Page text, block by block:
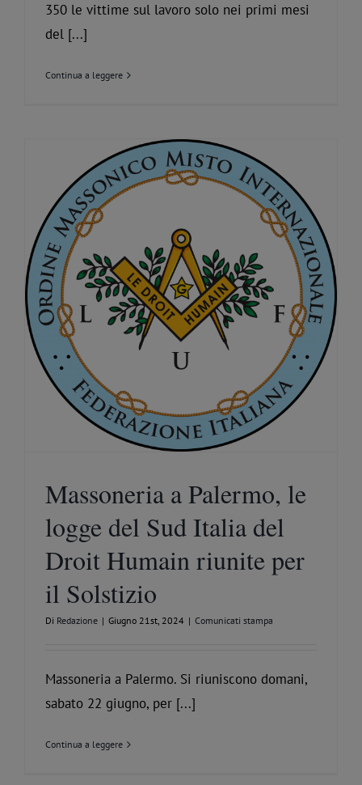
350 le vittime sul lavoro solo nei primi mesi
del [...]
Continua a leggere
Massoneria a Palermo, le
logge del Sud Italia del
Droit Humain riunite per
il Solstizio
Di Redazione | Giugno 21st, 2024 | Comunicati stampa
Massoneria a Palermo. Si riuniscono domani,
sabato 22 giugno, per [...]
Continua a leggere